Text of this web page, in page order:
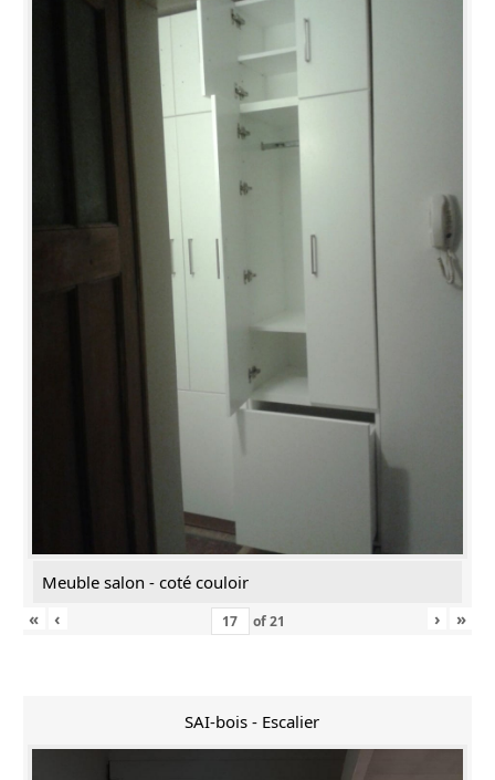
Meuble salon - coté couloir
«
‹ of21 › »
SAI-bois - Escalier